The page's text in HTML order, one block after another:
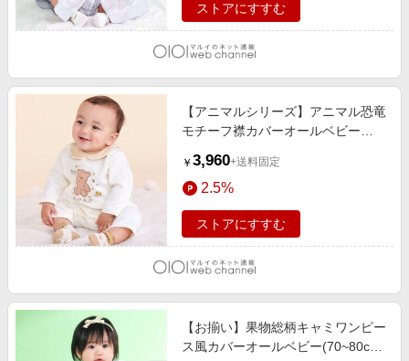
ストアにすすむ
【アニマルシリーズ】アニマル恐竜
モチーフ襟カバーオールベビー
￥ 3,960+送料固定
2.5%
ストアにすすむ
【お揃い】果物総柄キャミワンピー
ス風カバーオールベビー(70~80cm)